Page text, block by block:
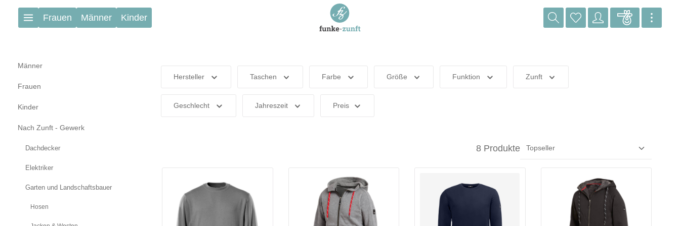
Zum Hauptinhalt springen
Frauen Männer Kinder
Männer
Frauen
Kinder
Nach Zunft - Gewerk
Dachdecker
Elektriker
Garten und Landschaftsbauer
Hosen
Hersteller Taschen Farbe Größe Funktion Zunft
Geschlecht Jahreszeit Preis
8 Produkte